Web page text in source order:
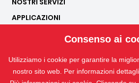
APPLICAZIONI
Consenso ai
Utilizziamo i cookie per garantire la
nostro sito web. Per informazioni